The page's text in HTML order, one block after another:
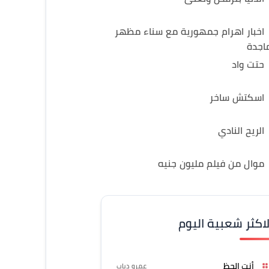
اخبار اهرام جمهورية مع سناء مظهر
حتت واد
اسكتش ساخر
الريح النادي
موال من فيلم مليون جنيه
شعبية اليوم
أنت الحظ عمرو دياب